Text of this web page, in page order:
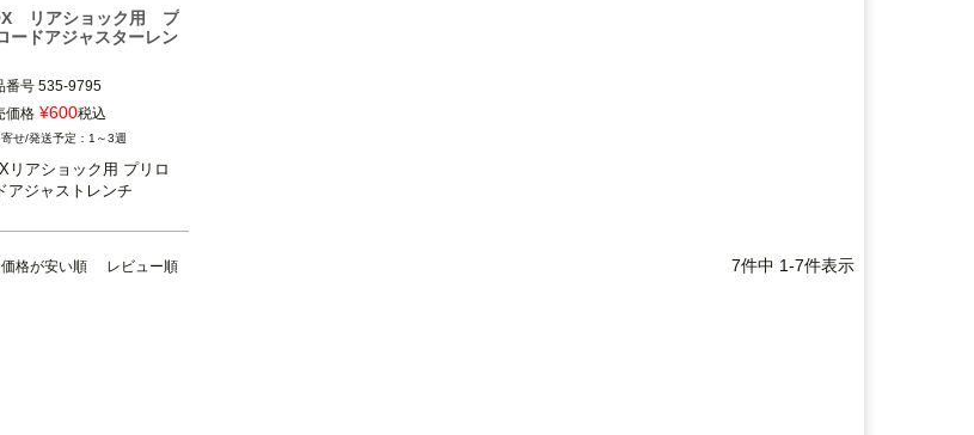
リアショック用 プ
ードアジャスターレン
番号 535-9795
カー型番：398-00-656
価格 ¥600税込
1～3週
リアショック用 プリロ
アジャストレンチ
価格が安い順 レビュー順 7件中 1-7件表示